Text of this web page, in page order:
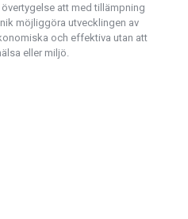
att med tillämpning
möjliggöra utvecklingen av
och effektiva utan att
eller miljö.